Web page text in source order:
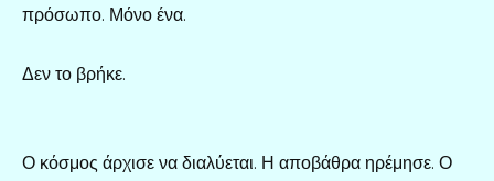
πρόσωπο. Μόνο ένα.
Δεν το βρήκε.
Ο κόσμος άρχισε να διαλύεται. Η αποβάθρα ηρέμησε. Ο